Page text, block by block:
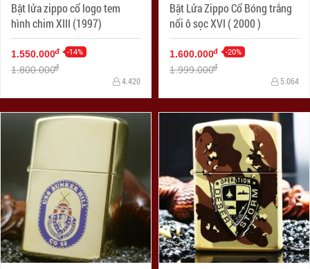
Bật lửa zippo cổ logo tem
hình chim XIII (1997)
1.550.000đ -14%
1.800.000đ
4.420
Bật Lửa Zippo Cổ Bóng trắng
nổi ô sọc XVI ( 2000 )
1.600.000đ -20%
1.999.000đ
5.064